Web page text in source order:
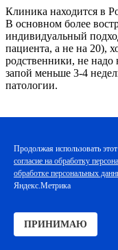
Клиника находится в
В основном более
индивидуальный
пациента, а не на 20),
родственники, не надо
запой меньше 3-4
патологии.
Услуги стоят от 2500
применяемых
Поможет ли одна
Продолжая использовать
согласие на обработку
обработке персональных
Яндекс.Метрика
ПРИНИМАЮ